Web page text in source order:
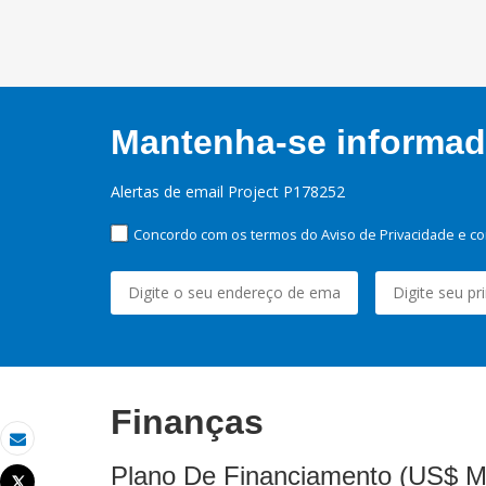
Email
Mantenha-se
Alertas de email Project P178252
Concordo com os termos do Aviso de Privacidade e
Finanças
Plano De Financiamento (US$